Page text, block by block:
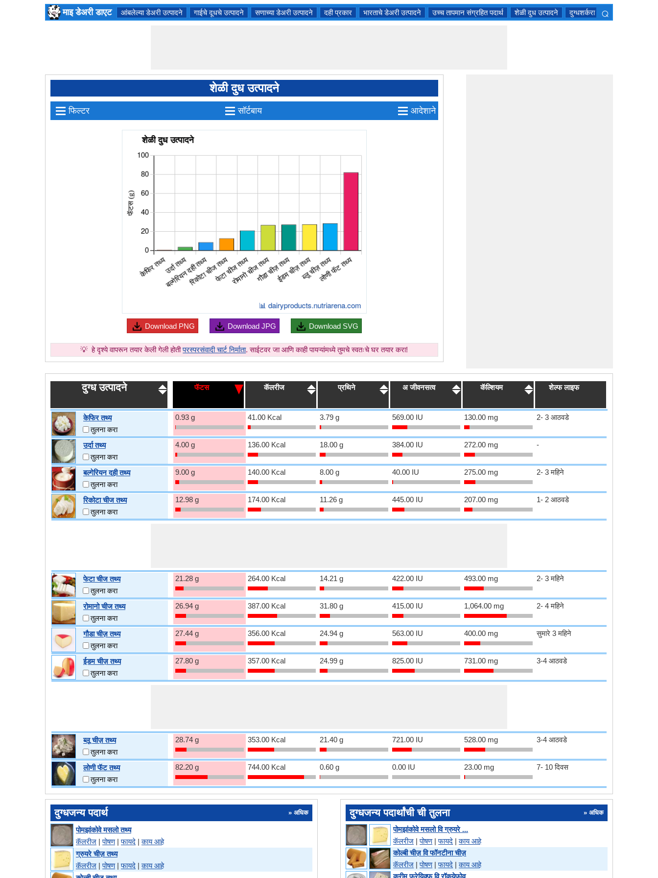
माइ डेअरी डाएट आंबलेल्या डेअरी उत्पादने गाईचे दूधचे उत्पादने सणाच्या डेअरी उत्पादने दही प्रकार भारताचे डेअरी उत्पादने उच्च तापमान संग्रहित पदार्थ शेळी दुध उत्पादने दुग्धशर्करा इंतोलेराँटस साठी डेअरी
⌕
शेळी दुध उत्पादने
≡ फिल्टर ≡ आदेशाने
≡ सॉर्टबाय
Download PNG Download JPG Download SVG
💡 हे दृश्ये वापरून तयार केली गेली होतीपरस्परसंवादी चार्ट निर्माता. साईटवर जा आणि काही पायऱ्यांमध्ये तुमचे स्वतःचे घर तयार करा!
दुग्ध उत्पादने फॅटस कॅलरीज प्रथिने अ जीवनसत्व कॅल्शियम शेल्फ लाइफ
केफिर तथ्य
तुलना करा
0.93 g 41.00 Kcal 3.79 g 569.00 IU 130.00 mg 2- 3 आठवडे
उर्दा तथ्य
तुलना करा
4.00 g 136.00 Kcal 18.00 g 384.00 IU 272.00 mg -
बल्गेरियन दही तथ्य
तुलना करा
9.00 g 140.00 Kcal 8.00 g 40.00 IU 275.00 mg 2- 3 महिने
रिकोटा चीज तथ्य
तुलना करा
12.98 g 174.00 Kcal 11.26 g 445.00 IU 207.00 mg 1- 2 आठवडे
फेटा चीज तथ्य
तुलना करा
21.28 g 264.00 Kcal 14.21 g 422.00 IU 493.00 mg 2- 3 महिने
रोमानो चीज तथ्य
तुलना करा
26.94 g 387.00 Kcal 31.80 g 415.00 IU 1,064.00 mg 2- 4 महिने
गौडा चीज़ तथ्य
तुलना करा
27.44 g 356.00 Kcal 24.94 g 563.00 IU 400.00 mg सुमारे 3 महिने
ईडम चीज़ तथ्य
तुलना करा
27.80 g 357.00 Kcal 24.99 g 825.00 IU 731.00 mg 3-4 आठवडे
ब्लू चीज़ तथ्य
तुलना करा
28.74 g 353.00 Kcal 21.40 g 721.00 IU 528.00 mg 3-4 आठवडे
लोणी फॅट तथ्य
तुलना करा
82.20 g 744.00 Kcal 0.60 g 0.00 IU 23.00 mg 7- 10 दिवस
दुग्धजन्य पदार्थ » अधिक
पोमझांकोवे मसलो तथ्य
कॅलरीज |पोषण|फायदे |काय आहे
ग्रुयरे चीज़ तथ्य
कॅलरीज |पोषण|फायदे |काय आहे
दुग्धजन्य पदार्थांची ची तुलना » अधिक
पोमझांकोवे मसलो वि ग्रुयरे ...
कॅलरीज |पोषण|फायदे |काय आहे
कोल्बी चीज़ वि फॉनटीना चीज़
कॅलरीज |पोषण|फायदे |काय आहे
क्रीम फ्रेयिक्फ वि रॉकयेफोव...